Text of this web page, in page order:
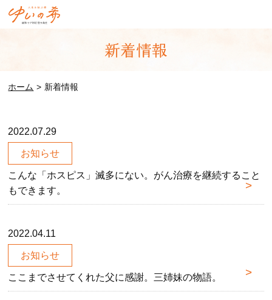
ホーム 新着情報
2022.07.29
お知らせ
こんな「ホスピス」滅多にない。がん治療を継続すること
もできます。
2022.04.11
お知らせ
ここまでさせてくれた父に感謝。三姉妹の物語。